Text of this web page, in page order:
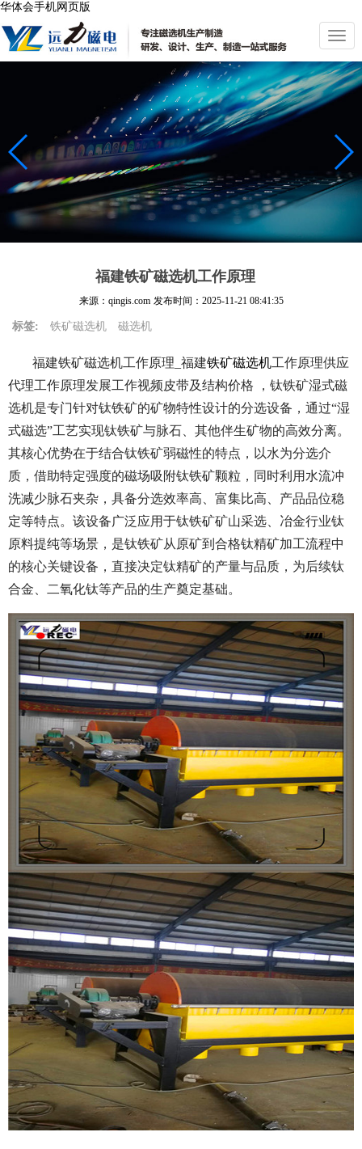
华体会手机网页版
切
换
导
航
福建铁矿磁选机工作原理
来源：qingis.com 发布时间： 2025-11-21 08:41:35
标签: 铁矿磁选机 磁选机
福建铁矿磁选机工作原理_福建铁矿磁选机工作原理供应
代理工作原理发展工作视频皮带及结构价格 ，钛铁矿湿式磁
选机是专门针对钛铁矿的矿物特性设计的分选设备，通过“湿
式磁选”工艺实现钛铁矿与脉石、其他伴生矿物的高效分离。
其核心优势在于结合钛铁矿弱磁性的特点，以水为分选介
质，借助特定强度的磁场吸附钛铁矿颗粒，同时利用水流冲
洗减少脉石夹杂，具备分选效率高、富集比高、产品品位稳
定等特点。该设备广泛应用于钛铁矿矿山采选、冶金行业钛
原料提纯等场景，是钛铁矿从原矿到合格钛精矿加工流程中
的核心关键设备，直接决定钛精矿的产量与品质，为后续钛
合金、二氧化钛等产品的生产奠定基础。